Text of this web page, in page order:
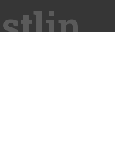
V
Z možem
Hvala za